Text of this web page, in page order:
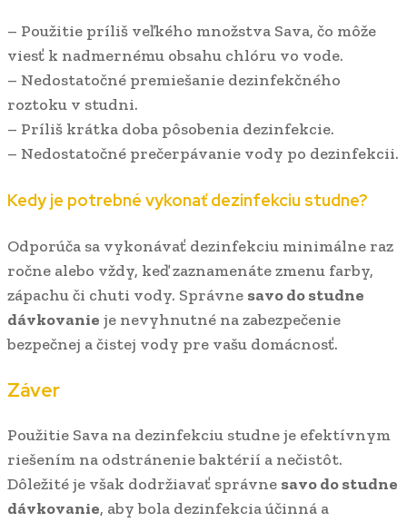
– Použitie príliš veľkého množstva Sava, čo môže
viesť k nadmernému obsahu chlóru vo vode.
– Nedostatočné premiešanie dezinfekčného
roztoku v studni.
– Príliš krátka doba pôsobenia dezinfekcie.
– Nedostatočné prečerpávanie vody po dezinfekcii.
Kedy je potrebné vykonať dezinfekciu studne?
Odporúča sa vykonávať dezinfekciu minimálne raz
ročne alebo vždy, keď zaznamenáte zmenu farby,
zápachu či chuti vody. Správne savo do studne
dávkovanie je nevyhnutné na zabezpečenie
bezpečnej a čistej vody pre vašu domácnosť.
Záver
Použitie Sava na dezinfekciu studne je efektívnym
riešením na odstránenie baktérií a nečistôt.
Dôležité je však dodržiavať správne savo do studne
dávkovanie, aby bola dezinfekcia účinná a